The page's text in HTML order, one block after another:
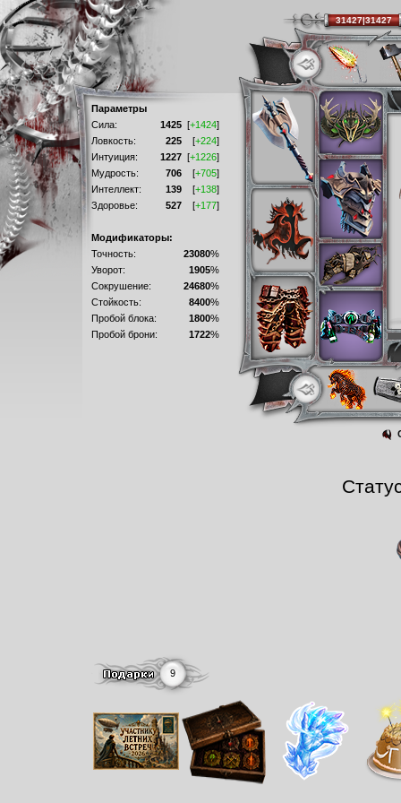
Параметры
Сила:
1425 [+1424]
Ловкость:
225 [+224]
Интуиция:
1227 [+1226]
Мудрость:
706 [+705]
Интеллект:
139 [+138]
Здоровье:
527 [+177]
Модификаторы:
Точность:
23080%
Уворот:
1905%
Сокрушение:
24680%
Стойкость:
8400%
Пробой блока:
1800%
Пробой брони:
1722%
9
31427|31427